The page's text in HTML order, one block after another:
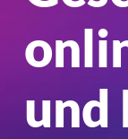
und